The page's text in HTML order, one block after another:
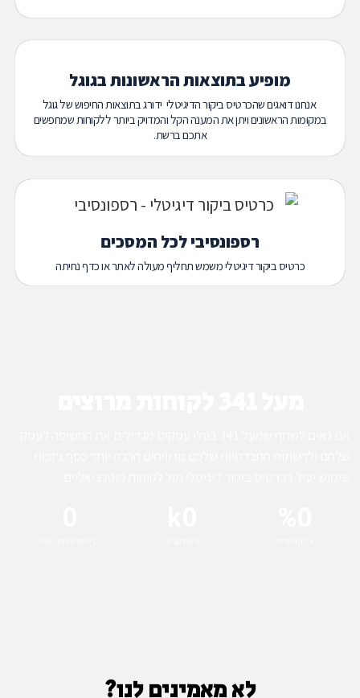
מופיע בתוצאות הראשונות בגוגל
אנחנו דואגים שהכרטיס ביקור הדיגיטלי ידורג בתוצאות החיפוש של גוגל
במקומות הראשונים ויתן את המענה הקל והמדויק ביותר ללקוחות שמחפשים
אתכם ברשת.
רספונסיבי לכל המסכים
כרטיס ביקור דיגיטלי משמש תחליף מעולה לאתר או כדף נחיתה
לא מאמינים לנו?